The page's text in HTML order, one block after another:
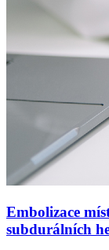
Embolizace
subdurálních